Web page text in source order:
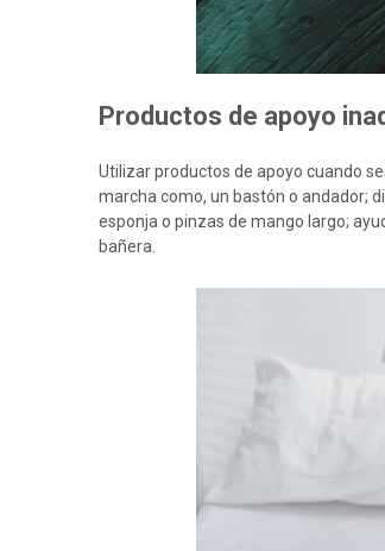
Productos de apoyo
Utilizar productos de apoyo cuando
marcha como, un bastón o andador;
esponja o pinzas de mango largo;
bañera.